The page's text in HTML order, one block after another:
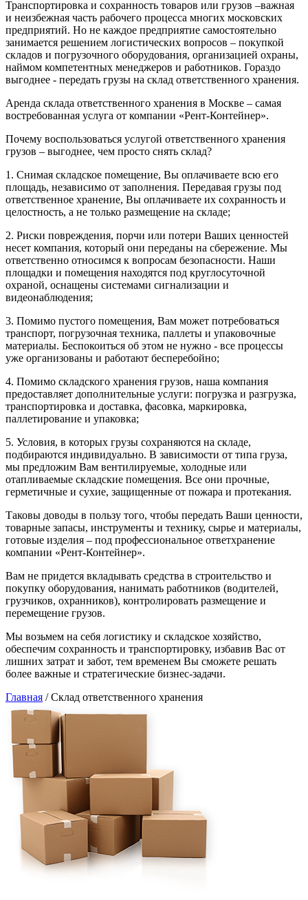
Транспортировка и сохранность товаров или грузов –важная
и неизбежная часть рабочего процесса многих московских
предприятий. Но не каждое предприятие самостоятельно
занимается решением логистических вопросов – покупкой
складов и погрузочного оборудования, организацией охраны,
наймом компетентных менеджеров и работников. Гораздо
выгоднее - передать грузы на склад ответственного хранения.
Аренда склада ответственного хранения в Москве – самая
востребованная услуга от компании «Рент-Контейнер».
Почему воспользоваться услугой ответственного хранения
грузов – выгоднее, чем просто снять склад?
1. Снимая складское помещение, Вы оплачиваете всю его
площадь, независимо от заполнения. Передавая грузы под
ответственное хранение, Вы оплачиваете их сохранность и
целостность, а не только размещение на складе;
2. Риски повреждения, порчи или потери Ваших ценностей
несет компания, который они переданы на сбережение. Мы
ответственно относимся к вопросам безопасности. Наши
площадки и помещения находятся под круглосуточной
охраной, оснащены системами сигнализации и
видеонаблюдения;
3. Помимо пустого помещения, Вам может потребоваться
транспорт, погрузочная техника, паллеты и упаковочные
материалы. Беспокоиться об этом не нужно - все процессы
уже организованы и работают бесперебойно;
4. Помимо складского хранения грузов, наша компания
предоставляет дополнительные услуги: погрузка и разгрузка,
транспортировка и доставка, фасовка, маркировка,
паллетирование и упаковка;
5. Условия, в которых грузы сохраняются на складе,
подбираются индивидуально. В зависимости от типа груза,
мы предложим Вам вентилируемые, холодные или
отапливаемые складские помещения. Все они прочные,
герметичные и сухие, защищенные от пожара и протекания.
Таковы доводы в пользу того, чтобы передать Ваши ценности,
товарные запасы, инструменты и технику, сырье и материалы,
готовые изделия – под профессиональное ответхранение
компании «Рент-Контейнер».
Вам не придется вкладывать средства в строительство и
покупку оборудования, нанимать работников (водителей,
грузчиков, охранников), контролировать размещение и
перемещение грузов.
Мы возьмем на себя логистику и складское хозяйство,
обеспечим сохранность и транспортировку, избавив Вас от
лишних затрат и забот, тем временем Вы сможете решать
более важные и стратегические бизнес-задачи.
Главная /Склад ответственного хранения